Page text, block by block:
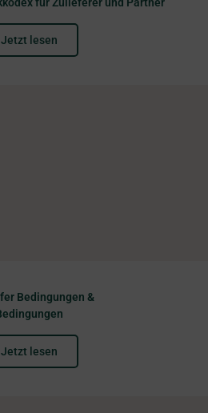
für Zulieferer und Partner
Jetzt lesen
Bedingungen &
Jetzt lesen